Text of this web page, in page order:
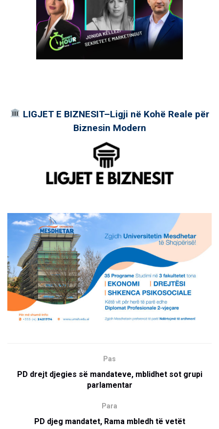
LIGJET E BIZNESIT–Ligji në Kohë Reale për
Biznesin Modern
Pas
PD drejt djegies së mandateve, mblidhet sot grupi
parlamentar
Para
PD djeg mandatet, Rama mbledh të vetët